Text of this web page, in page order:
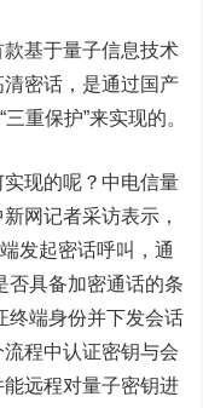
基于量子信息技术
密话，是通过国产
重保护”来实现的。
现的呢？中电信量
网记者采访表示，
发起密话呼叫，通
否具备加密通话的条
终端身份并下发会话
程中认证密钥与会
远程对量子密钥进